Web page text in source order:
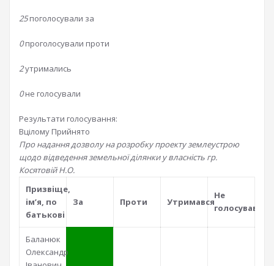
25поголосували за
0проголосували проти
2утримались
0не голосували
Результати голосування:
Вцілому Прийнято
Про надання дозволу на розробку проекту землеустрою
щодо відведення земельної ділянки у власність гр.
Косятовій Н.О.
Призвiще,
iм’я, по
батьковi
За Проти Утримався
Не
голосував
Баланюк
Олександр